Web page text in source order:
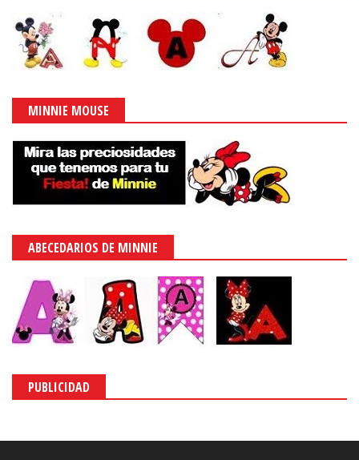
MINNIE MOUSE
ABECEDARIOS DE MINNIE
PUBLICIDAD